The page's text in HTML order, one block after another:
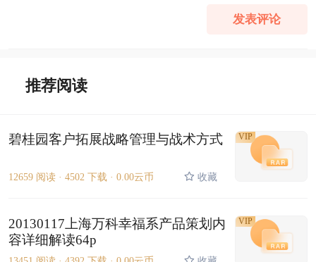
发表评论
推荐阅读
碧桂园客户拓展战略管理与战术方式
12659 阅读 · 4502 下载 · 0.00云币 收藏
VIP
20130117上海万科幸福系产品策划内
容详细解读64p
VIP